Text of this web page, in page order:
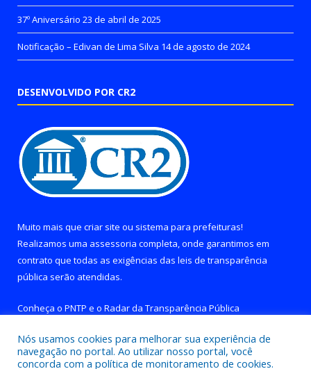
37º Aniversário 23 de abril de 2025
Notificação – Edivan de Lima Silva 14 de agosto de 2024
DESENVOLVIDO POR CR2
Muito mais que criar site ou sistema para prefeituras!
Realizamos uma assessoria completa, onde garantimos em
contrato que todas as exigências das leis de transparência
pública serão atendidas.
Conheça o PNTP e o Radar da Transparência Pública
Nós usamos cookies para melhorar sua experiência de
navegação no portal. Ao utilizar nosso portal, você
concorda com a política de monitoramento de cookies.